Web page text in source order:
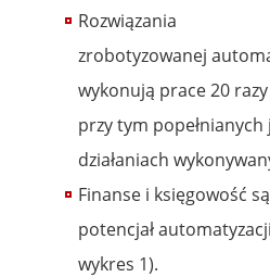
Rozwiązania
zrobotyzowanej
wykonują prace 20
przy tym
działaniach
Finanse i księgowość
potencjał
wykres 1).